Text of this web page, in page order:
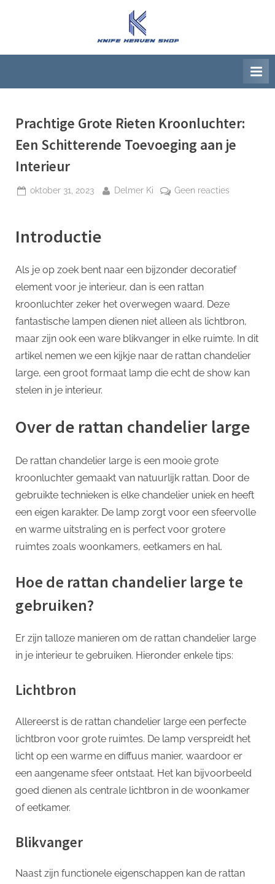
K
n
f
H
e
e
p
Prachtige Grote Rieten Kroonluchter:
Een Schitterende Toevoeging aan je
Interieur
Geplaatst
oktober 31, 2023 Door
Delmer Ki Geen reactiesop
aan
je
Introductie
Als je op zoek bent naar een bijzonder decoratief
element voor je interieur, dan is een rattan
kroonluchter zeker het overwegen waard. Deze
fantastische lampen dienen niet alleen als lichtbron,
maar zijn ook een ware blikvanger in elke ruimte. In dit
artikel nemen we een kijkje naar de rattan chandelier
large, een groot formaat lamp die echt de show kan
stelen in je interieur.
Over de rattan chandelier large
De rattan chandelier large is een mooie grote
kroonluchter gemaakt van natuurlijk rattan. Door de
gebruikte technieken is elke chandelier uniek en heeft
een eigen karakter. De lamp zorgt voor een sfeervolle
en warme uitstraling en is perfect voor grotere
ruimtes zoals woonkamers, eetkamers en hal.
Hoe de rattan chandelier large te
gebruiken?
Er zijn talloze manieren om de rattan chandelier large
in je interieur te gebruiken. Hieronder enkele tips:
Lichtbron
Allereerst is de rattan chandelier large een perfecte
lichtbron voor grote ruimtes. De lamp verspreidt het
licht op een warme en diffuus manier, waardoor er
een aangename sfeer ontstaat. Het kan bijvoorbeeld
goed dienen als centrale lichtbron in de woonkamer
of eetkamer.
Blikvanger
Naast zijn functionele eigenschappen kan de rattan